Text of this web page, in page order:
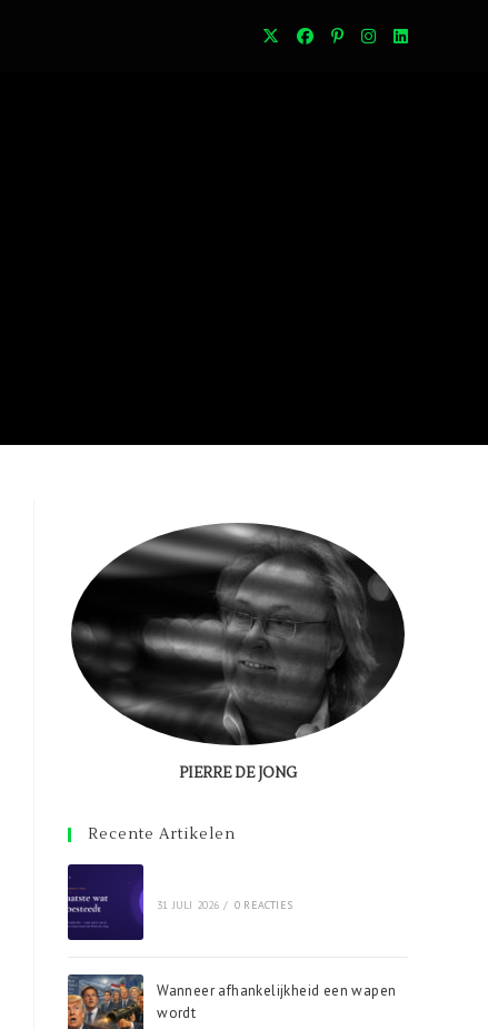
PIERRE DE JONG
Recente Artikelen
31 JULI 2026 / 0 REACTIES
Wanneer afhankelijkheid een wapen
wordt